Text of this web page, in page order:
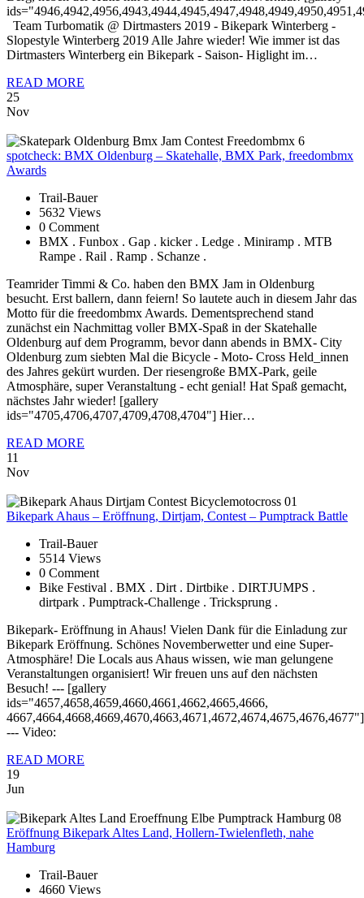
Team Turbomatik @ Dirtmasters 2019 - Bikepark Winterberg -
Slopestyle Winterberg 2019 Alle Jahre wieder! Wie immer ist das
Dirtmasters Winterberg ein Bikepark - Saison- Higlight im…
READ MORE
25
Nov
spotcheck: BMX Oldenburg – Skatehalle, BMX Park, freedombmx
Awards
Trail-Bauer
5632 Views
0 Comment
BMX . Funbox . Gap . kicker . Ledge . Miniramp . MTB
Rampe . Rail . Ramp . Schanze .
Teamrider Timmi & Co. haben den BMX Jam in Oldenburg
besucht. Erst ballern, dann feiern! So lautete auch in diesem Jahr das
Motto für die freedombmx Awards. Dementsprechend stand
zunächst ein Nachmittag voller BMX-Spaß in der Skatehalle
Oldenburg auf dem Programm, bevor dann abends in BMX- City
Oldenburg zum siebten Mal die Bicycle - Moto- Cross Held_innen
des Jahres gekürt wurden. Der riesengroße BMX-Park, geile
Atmosphäre, super Veranstaltung - echt genial! Hat Spaß gemacht,
nächstes Jahr wieder! [gallery
ids="4705,4706,4707,4709,4708,4704"] Hier…
READ MORE
11
Nov
Bikepark Ahaus – Eröffnung, Dirtjam, Contest – Pumptrack Battle
Trail-Bauer
5514 Views
0 Comment
Bike Festival . BMX . Dirt . Dirtbike . DIRTJUMPS .
dirtpark . Pumptrack-Challenge . Tricksprung .
Bikepark- Eröffnung in Ahaus! Vielen Dank für die Einladung zur
Bikepark Eröffnung. Schönes Novemberwetter und eine Super-
Atmosphäre! Die Locals aus Ahaus wissen, wie man gelungene
Veranstaltungen organisiert! Wir freuen uns auf den nächsten
Besuch! --- [gallery
ids="4657,4658,4659,4660,4661,4662,4665,4666,
4667,4664,4668,4669,4670,4663,4671,4672,4674,4675,4676,4677"]
--- Video:
READ MORE
19
Jun
Eröffnung Bikepark Altes Land, Hollern-Twielenfleth, nahe
Hamburg
Trail-Bauer
4660 Views